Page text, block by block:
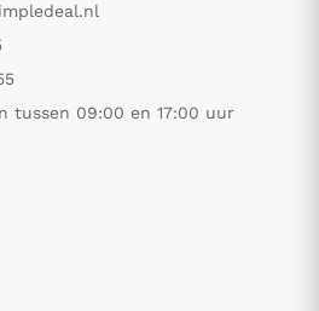
tussen 09:00 en 17:00 uur